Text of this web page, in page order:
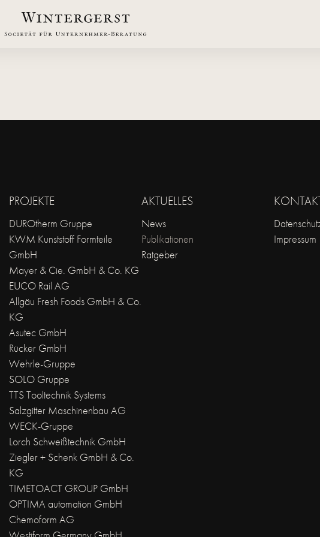
PROJEKTE
DUROtherm Gruppe
KWM Kunststoff Formteile
GmbH
Mayer & Cie. GmbH & Co. KG
EUCO Rail AG
Allgäu Fresh Foods GmbH & Co.
KG
Asutec GmbH
Rücker GmbH
Wehrle-Gruppe
SOLO Gruppe
TTS Tooltechnik Systems
Salzgitter Maschinenbau AG
WECK-Gruppe
Lorch Schweißtechnik GmbH
Ziegler + Schenk GmbH & Co.
KG
TIMETOACT GROUP GmbH
OPTIMA automation GmbH
Chemoform AG
AKTUELLES
News
Publikationen
Ratgeber
Impressum